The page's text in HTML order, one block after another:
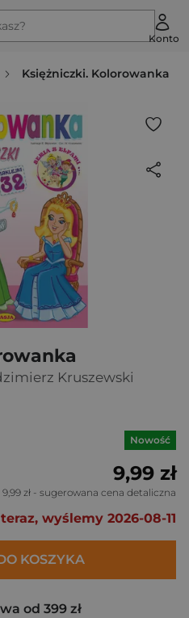
Konto
Księżniczki. Kolorowanka
Kruszewski
Nowość
9,99 zł
9,99 zł - sugerowana cena detaliczna
wyślemy 2026-08-11
KOSZYKA
od 399 zł